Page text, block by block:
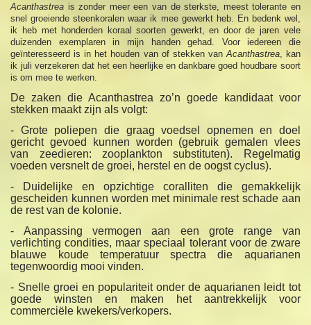
Acanthastrea is zonder meer een van de sterkste, meest tolerante en
snel groeiende steenkoralen waar ik mee gewerkt heb. En bedenk wel,
ik heb met honderden koraal soorten gewerkt, en door de jaren vele
duizenden exemplaren in mijn handen gehad. Voor iedereen die
geïnteresseerd is in het houden van of stekken vanAcanthastrea, kan
ik juli verzekeren dat het een heerlijke en dankbare goed houdbare soort
is om mee te werken.
De zaken die Acanthastrea zo’n goede kandidaat voor
stekken maakt zijn als volgt:
- Grote poliepen die graag voedsel opnemen en doel
gericht gevoed kunnen worden (gebruik gemalen vlees
van zeedieren: zooplankton substituten). Regelmatig
voeden versnelt de groei, herstel en de oogst cyclus).
- Duidelijke en opzichtige coralliten die gemakkelijk
gescheiden kunnen worden met minimale rest schade aan
de rest van de kolonie.
- Aanpassing vermogen aan een grote range van
verlichting condities, maar speciaal tolerant voor de zware
blauwe koude temperatuur spectra die aquarianen
tegenwoordig mooi vinden.
- Snelle groei en populariteit onder de aquarianen leidt tot
goede winsten en maken het aantrekkelijk voor
commerciële kwekers/verkopers.